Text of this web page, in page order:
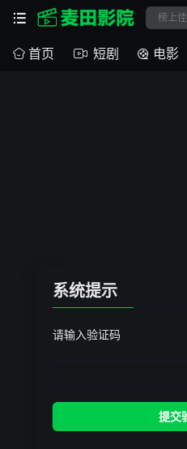
首页 短剧 电影
系统提示
请输入验证码